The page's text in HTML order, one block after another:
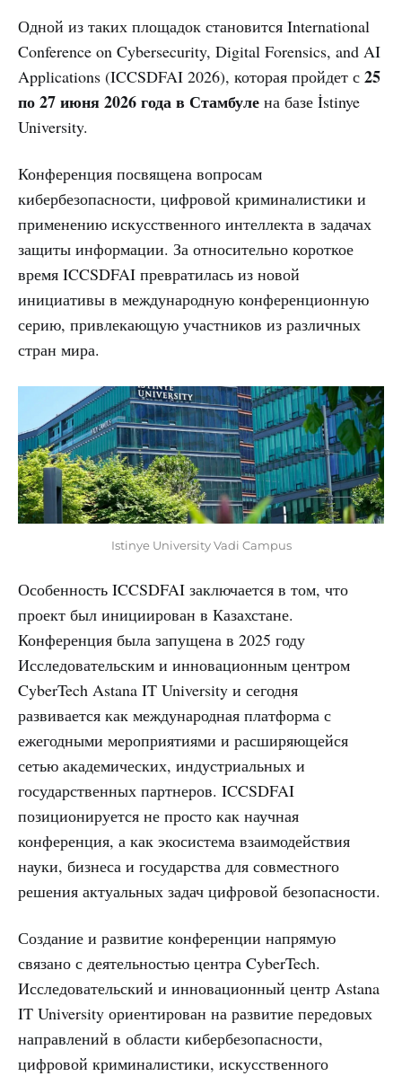
Одной из таких площадок становится International
Conference on Cybersecurity, Digital Forensics, and AI
Applications (ICCSDFAI 2026), которая пройдет с 25
по 27 июня 2026 года в Стамбуле на базе İstinye
University.
Конференция посвящена вопросам
кибербезопасности, цифровой криминалистики и
применению искусственного интеллекта в задачах
защиты информации. За относительно короткое
время ICCSDFAI превратилась из новой
инициативы в международную конференционную
серию, привлекающую участников из различных
стран мира.
Istinye University Vadi Campus
Особенность ICCSDFAI заключается в том, что
проект был инициирован в Казахстане.
Конференция была запущена в 2025 году
Исследовательским и инновационным центром
CyberTech Astana IT University и сегодня
развивается как международная платформа с
ежегодными мероприятиями и расширяющейся
сетью академических, индустриальных и
государственных партнеров. ICCSDFAI
позиционируется не просто как научная
конференция, а как экосистема взаимодействия
науки, бизнеса и государства для совместного
решения актуальных задач цифровой безопасности.
Создание и развитие конференции напрямую
связано с деятельностью центра CyberTech.
Исследовательский и инновационный центр Astana
IT University ориентирован на развитие передовых
направлений в области кибербезопасности,
цифровой криминалистики, искусственного